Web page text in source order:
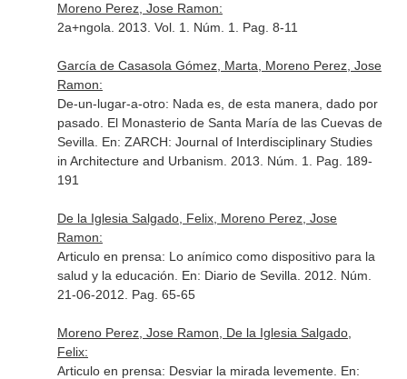
Moreno Perez, Jose Ramon:
2a+ngola. 2013. Vol. 1. Núm. 1. Pag. 8-11
García de Casasola Gómez, Marta, Moreno Perez, Jose
Ramon:
De-un-lugar-a-otro: Nada es, de esta manera, dado por
pasado. El Monasterio de Santa María de las Cuevas de
Sevilla. En: ZARCH: Journal of Interdisciplinary Studies
in Architecture and Urbanism . 2013. Núm. 1. Pag. 189-
191
De la Iglesia Salgado, Felix, Moreno Perez, Jose
Ramon:
Articulo en prensa: Lo anímico como dispositivo para la
salud y la educación. En: Diario de Sevilla . 2012. Núm.
21-06-2012. Pag. 65-65
Moreno Perez, Jose Ramon, De la Iglesia Salgado,
Felix:
Articulo en prensa: Desviar la mirada levemente. En: